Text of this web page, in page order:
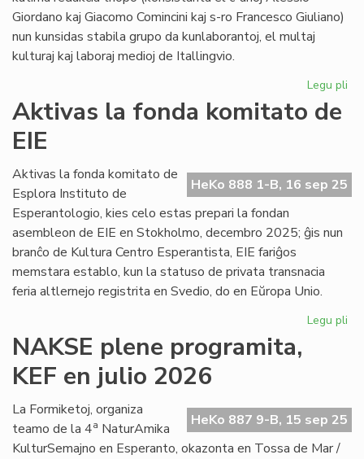
Giordano kaj Giacomo Comincini kaj s-ro Francesco Giuliano)
nun kunsidas stabila grupo da kunlaborantoj, el multaj
kulturaj kaj laboraj medioj de Itallingvio.
Legu pli
pli
Aktivas la fonda komitato de
EIE
HeKo 888 1-B, 16 sep 25
Aktivas la fonda komitato de
Esplora Instituto de
Esperantologio, kies celo estas prepari la fondan
asembleon de EIE en Stokholmo, decembro 2025; ĝis nun
branĉo de Kultura Centro Esperantista, EIE fariĝos
memstara establo, kun la statuso de privata transnacia
feria altlernejo registrita en Svedio, do en Eŭropa Unio.
Legu pli
de
NAKSE plene programita,
KEF en julio 2026
HeKo 887 9-B, 15 sep 25
La Formiketoj, organiza
teamo de la 4a NaturAmika
KulturSemajno en Esperanto, okazonta en Tossa de Mar /